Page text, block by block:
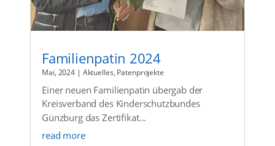
Familienpatin 2024
Mai, 2024 | Aktuelles, Patenprojekte
Einer neuen Familienpatin übergab der
Kreisverband des Kinderschutzbundes
Günzburg das Zertifikat...
read more